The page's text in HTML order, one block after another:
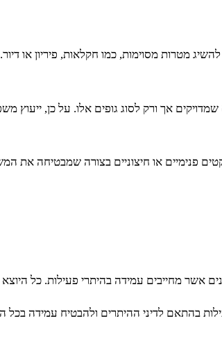
מטרות מסוימות, כמו חקלאות, פיריון או
אך ורק לסוג גופים אלו. על כן, ייעוץ
פנימיים או חיצוניים בצורה שמבטיחה את
אשר מחייבים עמידה בהיתרי פעילות. כל
בהתאם לדיני ההיתרים ולהבטיח עמידה